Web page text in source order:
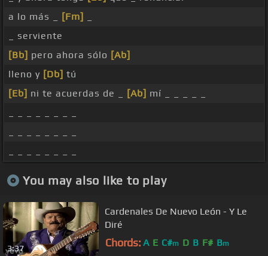
a lo más _
[Fm]
_ serviente
[Bb] pero ahora sólo [Ab]
lleno y [Db] tú
[Eb] ni te acuerdas de _ [Ab] mí _ _ _ _ _
You may also like to play
3:37
Cardenales De Nuevo León - Y Le
Diré
Chords: A E C#m D B F# Bm